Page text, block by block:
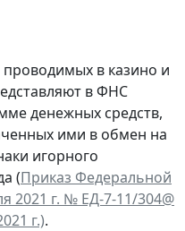
в казино и
в ФНС
денежных средств,
ими в обмен на
игорного
(Приказ Федеральной
2021 г. № ЕД-7-11/304@
г.).